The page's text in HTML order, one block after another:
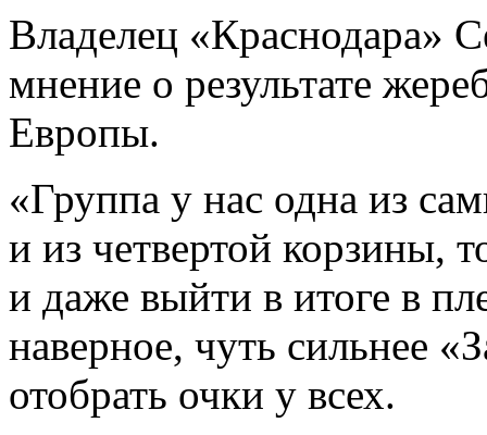
Владелец «Краснодара»
мнение о результате
Европы.
«Группа у нас одна из
и из четвертой корзины,
и даже выйти в итоге в
наверное, чуть сильнее
отобрать очки у всех.